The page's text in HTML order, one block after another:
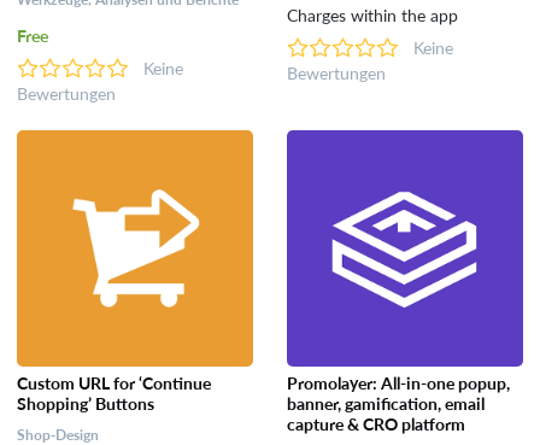
Free
Keine
Bewertungen
Charges within the app
Keine
Bewertungen
Custom URL for ‘Continue
Shopping’ Buttons
Shop-Design
Promolayer: All-in-one popup,
banner, gamification, email
capture & CRO platform